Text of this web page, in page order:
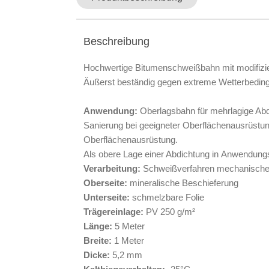
Beschreibung
Hochwertige Bitumenschweißbahn mit
Äußerst beständig gegen extreme
Anwendung: Oberlagsbahn für mehrlagige
Sanierung bei geeigneter Oberflächenausrüstung. Als Oberlage im mehrlagigen Abdichtungsaufbau auf stark beanspruchten Dachflächen bei geeigneter
Oberflächenausrüstung.
Als obere Lage einer
Verarbeitung: Schweißverfahren
Oberseite: mineralische Beschieferung
Unterseite: schmelzbare Folie
Trägereinlage: PV 250 g/m²
Länge: 5 Meter
Breite: 1 Meter
Dicke: 5,2 mm